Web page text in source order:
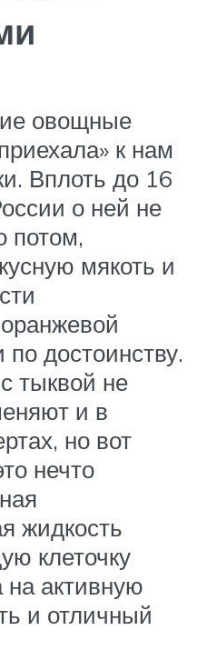
овощные
к нам
Вплоть до 16
о ней не
потом,
мякоть и
по достоинству.
тыквой не
и в
но вот
нечто
жидкость
клеточку
на активную
и отличный